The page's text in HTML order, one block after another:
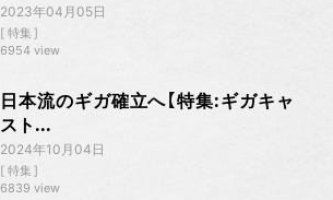
2023年04月05日
特集
6954 view
日本流のギガ確立へ【特集:ギガキャ
スト...
2024年10月04日
特集
6839 view